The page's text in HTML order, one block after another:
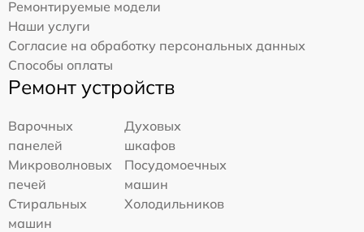
Ремонтируемые модели
Наши услуги
Согласие на обработку персональных данных
Способы оплаты
Ремонт устройств
Варочных
панелей
Духовых
шкафов
Микроволновых
печей
Посудомоечных
машин
Стиральных
машин
Холодильников